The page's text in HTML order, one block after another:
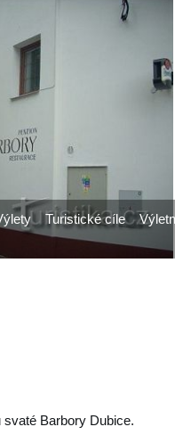
svaté Barbory Dubice.
Turistické cíle